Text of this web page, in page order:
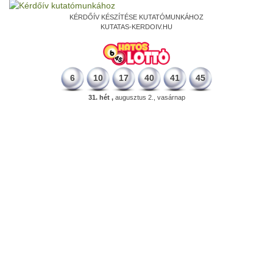
KÉRDŐÍV KÉSZÍTÉSE KUTATÓMUNKÁHOZ
KUTATAS-KERDOIV.HU
6 10 17 40 41 45
31. hét ,augusztus 2., vasárnap